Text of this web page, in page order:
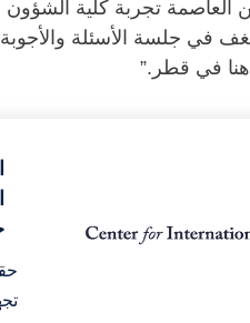
تجربة كلية الشؤون
في جلسة الأسئلة والأجوبة
هنا في قطر.”